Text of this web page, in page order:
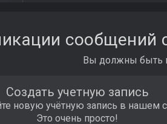
сообщений
Вы должны быть
Создать учетную запись
новую учётную запись в нашем
Это очень просто!